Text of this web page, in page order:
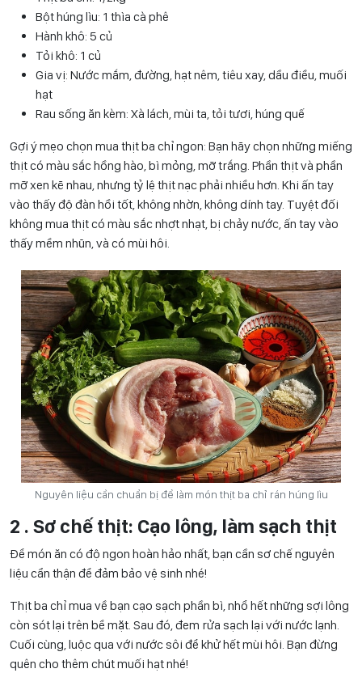
Bột húng lìu: 1 thìa cà phê
Hành khô: 5 củ
Tỏi khô: 1 củ
Gia vị: Nước mắm, đường, hạt nêm, tiêu xay, dầu điều, muối
hạt
Rau sống ăn kèm: Xà lách, mùi ta, tỏi tươi, húng quế
Gợi ý mẹo chọn mua thịt ba chỉ ngon: Bạn hãy chọn những miếng
thịt có màu sắc hồng hào, bì mỏng, mỡ trắng. Phần thịt và phần
mỡ xen kẽ nhau, nhưng tỷ lệ thịt nạc phải nhiều hơn. Khi ấn tay
vào thấy độ đàn hồi tốt, không nhờn, không dính tay. Tuyệt đối
không mua thịt có màu sắc nhợt nhạt, bị chảy nước, ấn tay vào
thấy mềm nhũn, và có mùi hôi.
Nguyên liệu cần chuẩn bị để làm món thịt ba chỉ rán húng lìu
2 . Sơ chế thịt: Cạo lông, làm sạch thịt
Để món ăn có độ ngon hoàn hảo nhất, bạn cần sơ chế nguyên
liệu cẩn thận để đảm bảo vệ sinh nhé!
Thịt ba chỉ mua về bạn cạo sạch phần bì, nhổ hết những sợi lông
còn sót lại trên bề mặt. Sau đó, đem rửa sạch lại với nước lạnh.
Cuối cùng, luộc qua với nước sôi để khử hết mùi hôi. Bạn đừng
quên cho thêm chút muối hạt nhé!